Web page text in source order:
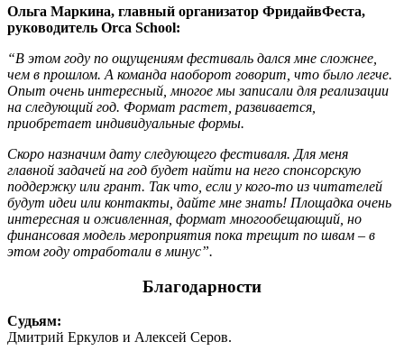
Ольга Маркина, главный организатор ФридайвФеста,
руководитель Orca School:
“В этом году по ощущениям фестиваль дался мне сложнее,
чем в прошлом. А команда наоборот говорит, что было легче.
Опыт очень интересный, многое мы записали для реализации
на следующий год. Формат растет, развивается,
приобретает индивидуальные формы.
Скоро назначим дату следующего фестиваля. Для меня
главной задачей на год будет найти на него спонсорскую
поддержку или грант. Так что, если у кого-то из читателей
будут идеи или контакты, дайте мне знать! Площадка очень
интересная и оживленная, формат многообещающий, но
финансовая модель мероприятия пока трещит по швам – в
этом году отработали в минус”.
Благодарности
Судьям:
Дмитрий Еркулов и Алексей Серов.